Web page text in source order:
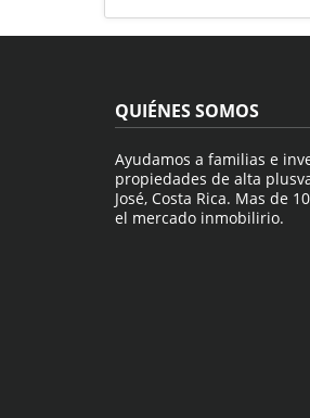
QUIÉNES SOMOS
Ayudamos a familias e
propiedades de alta
José, Costa Rica. Mas de
el mercado inmobilirio.